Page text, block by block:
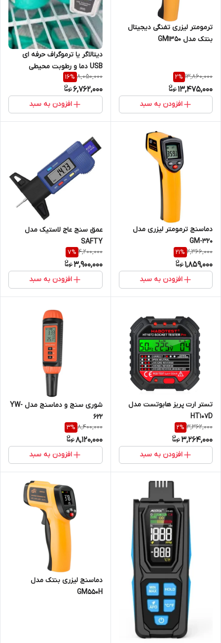
ترمومتر لیزری تفنگی دیجیتال
بنتک مدل GM1350
13,860,000
2%
13,475,000
افزودن به سبد
دیتالاگر یا ترموگراف حرفه ای
USB دما و رطوبت محیطی
مناسب داروخانه، بیمارستان،
انبارها، کامیون حمل مواد غذایی
و ...)
8,050,000
16%
6,762,000
افزودن به سبد
دماسنج ترمومتر لیزری مدل
GM-320
2,366,000
21%
1,859,000
افزودن به سبد
عمق سنج عاج لاستیک مدل
SAFTY
4,200,000
7%
3,900,000
افزودن به سبد
تستر ارت پریز هابوتست مدل
HT107D
3,362,000
2%
3,264,000
افزودن به سبد
شوری سنج و دماسنج مدل YW-
622
8,400,000
3%
8,120,000
افزودن به سبد
دماسنج لیزری بنتک مدل
GM550H